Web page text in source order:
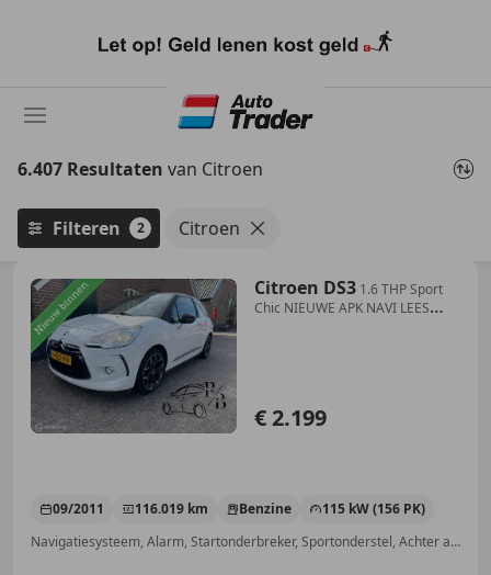
naar
6.407 Resultaten van Citroen
Filteren 2 Citroen
Citroen DS3 1.6 THP Sport
Chic NIEUWE APK NAVI LEES
€ 2.199
09/2011 116.019 km Benzine
115 kW (156 PK)
Navigatiesysteem, Alarm, Startonderbreker, Sportonderstel, Achter airbag, Regensensor, LED verlichting, Lichtmetalen velgen